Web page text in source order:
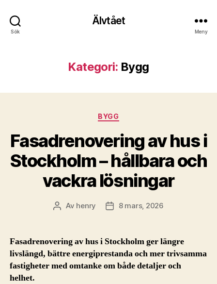
Sök
Älvtået
Meny
Kategori: Bygg
Kategorier
BYGG
Fasadrenovering av hus i
Stockholm – hållbara och
vackra lösningar
Inläggsförfattare
Av henry Inläggsdatum
8 mars, 2026
Fasadrenovering av hus i Stockholm ger längre
livslängd, bättre energiprestanda och mer trivsamma
fastigheter med omtanke om både detaljer och
helhet.